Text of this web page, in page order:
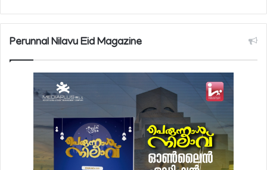
Perunnal Nilavu Eid Magazine